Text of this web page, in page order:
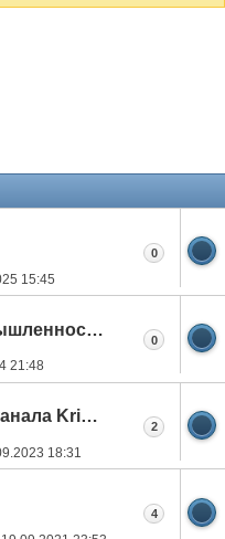
15:45
0
Технолог пищевой промышленности
21:48
0
Вопрос к ведущим ютубканала Krishna TV.Можн
18:31
2
4